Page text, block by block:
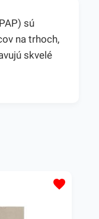
sú
na trhoch,
skvelé